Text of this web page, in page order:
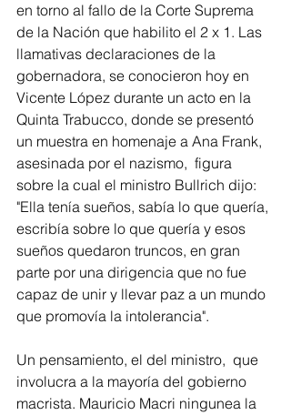
en torno al fallo de la Corte Suprema
de la Nación que habilito el 2 x 1. Las
llamativas declaraciones de la
gobernadora, se conocieron hoy en
Vicente López durante un acto en la
Quinta Trabucco, donde se presentó
un muestra en homenaje a Ana Frank,
asesinada por el nazismo,  figura
sobre la cual el ministro Bullrich dijo:
"Ella tenía sueños, sabía lo que quería,
escribía sobre lo que quería y esos
sueños quedaron truncos, en gran
parte por una dirigencia que no fue
capaz de unir y llevar paz a un mundo
que promovía la intolerancia".
Un pensamiento, el del ministro,  que
involucra a la mayoría del gobierno
macrista. Mauricio Macri ningunea la